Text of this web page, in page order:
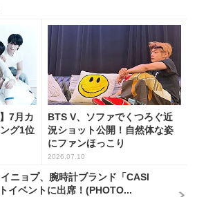
7月カ
グ1位
BTS V、ソファでくつろぐ近
況ショット公開！自然体な姿
にファンほっこり
2026.07.10
ニョプ、腕時計ブランド「CASI
イベントに出席！(PHOTO...